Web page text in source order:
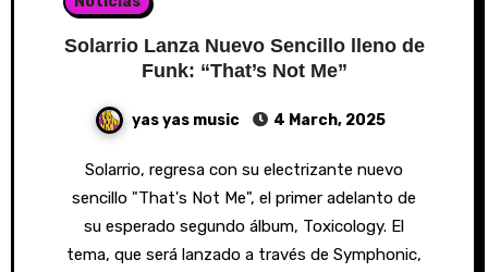
Solarrio Lanza Nuevo Sencillo lleno de
Funk: “That’s Not Me”
yas yas music 4 March, 2025
Solarrio, regresa con su electrizante nuevo
sencillo "That's Not Me", el primer adelanto de
su esperado segundo álbum, Toxicology. El
tema, que será lanzado a través de Symphonic,